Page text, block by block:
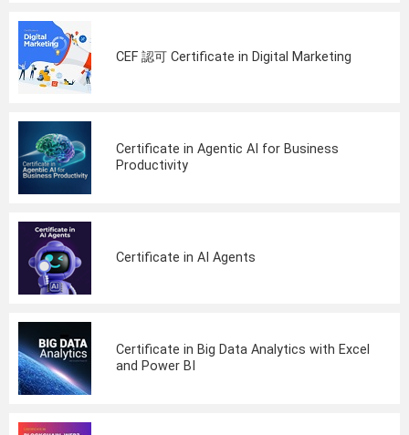
CEF 認可 Certificate in Digital Marketing
Certificate in Agentic AI for Business
Productivity
Certificate in AI Agents
Certificate in Big Data Analytics with Excel
and Power BI